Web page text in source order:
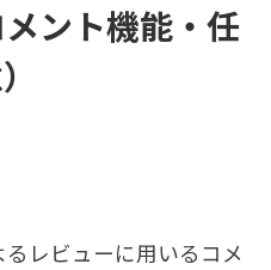
ント機能・任
レビューに用いるコメ